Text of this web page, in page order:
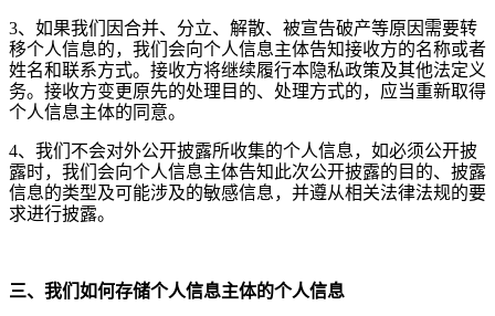
3、如果我们因合并、分立、解散、被宣告破产等原因需要转
移个人信息的，我们会向个人信息主体告知接收方的名称或者
姓名和联系方式。接收方将继续履行本隐私政策及其他法定义
务。接收方变更原先的处理目的、处理方式的，应当重新取得
个人信息主体的同意。
4、我们不会对外公开披露所收集的个人信息，如必须公开披
露时，我们会向个人信息主体告知此次公开披露的目的、披露
信息的类型及可能涉及的敏感信息，并遵从相关法律法规的要
求进行披露。
三、我们如何存储个人信息主体的个人信息